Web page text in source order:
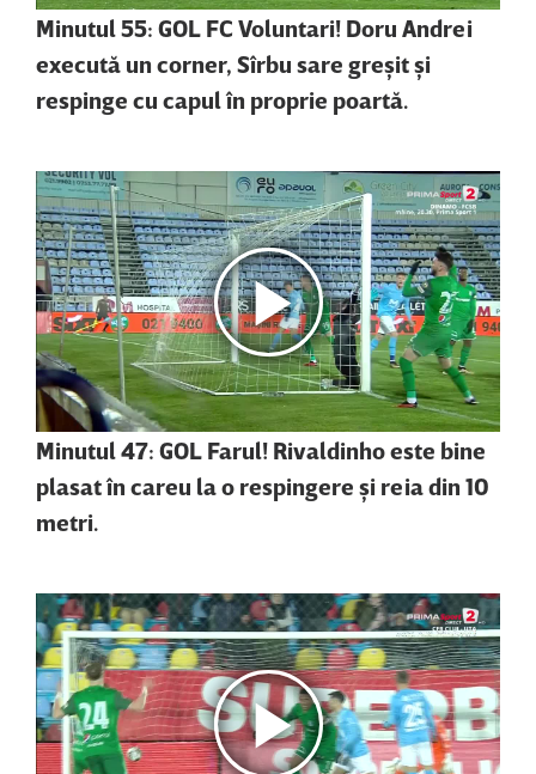
Minutul 55: GOL FC Voluntari! Doru Andrei
execută un corner, Sîrbu sare greşit şi
respinge cu capul în proprie poartă.
Minutul 47: GOL Farul! Rivaldinho este bine
plasat în careu la o respingere şi reia din 10
metri.